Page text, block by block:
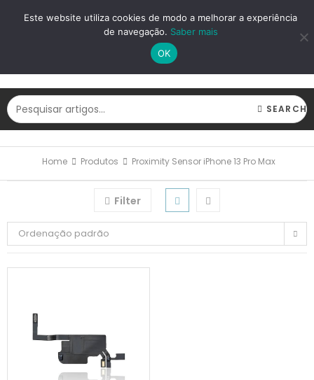
LOGIN REGISTAR
SEARCH
Home Produtos Proximity Sensor iPhone 13 Pro Max
Filter
Ordenação padrão
Este website utiliza cookies de modo a melhorar a experiência
de navegação. Saber mais
OK